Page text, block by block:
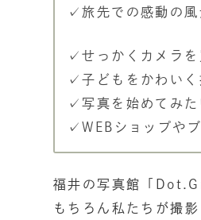
✓旅先での感動の風
✓せっかくカメラを
✓子どもをかわいく
✓写真を始めてみた
✓WEBショップや
福井の写真館「
もちろん私たちが撮